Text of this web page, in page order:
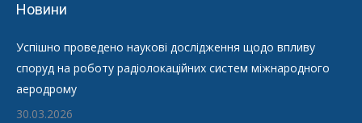
Новини
Успішно проведено наукові дослідження щодо впливу
споруд на роботу радіолокаційних систем міжнародного
аеродрому
30.03.2026